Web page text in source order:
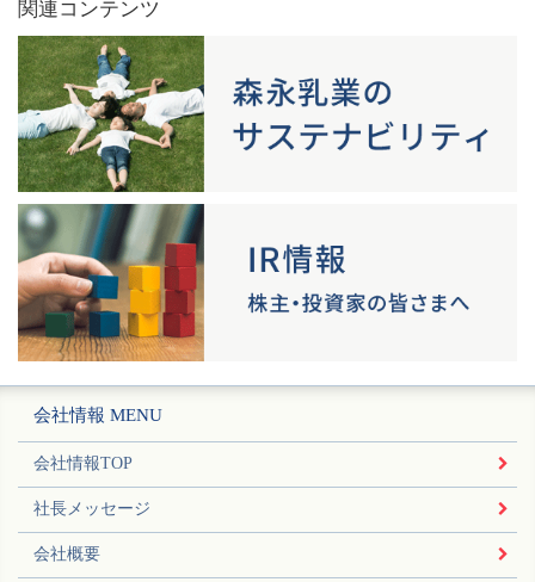
関連コンテンツ
会社情報 MENU
会社情報TOP
社長メッセージ
会社概要